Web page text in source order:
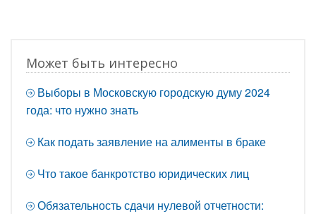
Может быть интересно
Выборы в Московскую городскую думу 2024
года: что нужно знать
Как подать заявление на алименты в браке
Что такое банкротство юридических лиц
Обязательность сдачи нулевой отчетности: